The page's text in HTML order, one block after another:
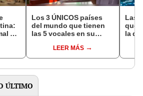
y
de
Los 3 ÚNICOS países
del mundo que tienen
las 5 vocales en su
con unoLEER MÁS
Las
que
la de
ÚLTIMO